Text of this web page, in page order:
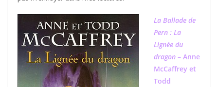
La Ballade de
Pern : La
Lignée du
dragon – Anne
McCaffrey et
Todd